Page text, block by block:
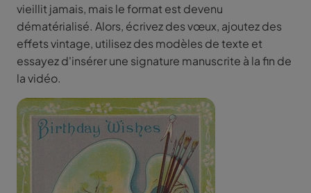
vieillit jamais, mais le format est devenu
dématérialisé. Alors, écrivez des vœux, ajoutez des
effets vintage, utilisez des modèles de texte et
essayez d'insérer une signature manuscrite à la fin de
la vidéo.